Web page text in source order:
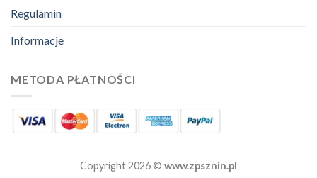
Regulamin
Informacje
METODA PŁATNOŚCI
Copyright 2026 © www.zpsznin.pl